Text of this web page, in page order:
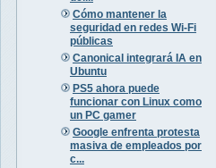
Cómo mantener la
seguridad en redes Wi-Fi
públicas
Canonical integrará IA en
Ubuntu
PS5 ahora puede
funcionar con Linux como
un PC gamer
Google enfrenta protesta
masiva de empleados por
c...